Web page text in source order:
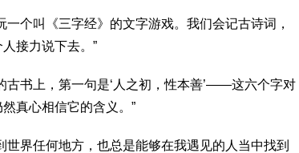
个叫《三字经》的文字游戏。我们会记古诗词，
接力说下去。”
书上，第一句是‘人之初，性本善’——这六个字对
真心相信它的含义。”
界任何地方，也总是能够在我遇见的人当中找到